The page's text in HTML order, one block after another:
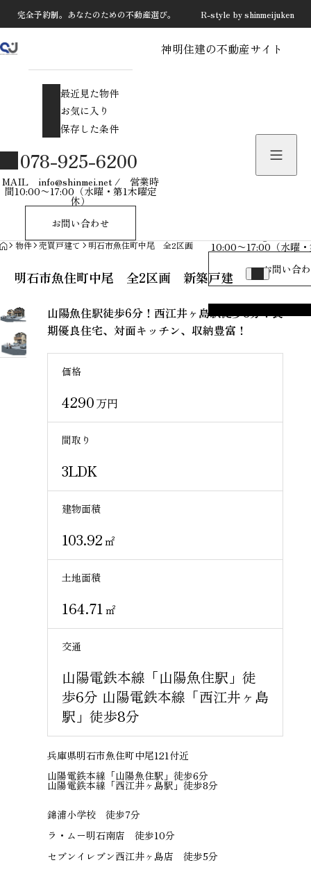
最近見た物件
物件を探す
10:00〜17:00（水曜
お問い合
完全予約制。あなたのための不動産選び。 R-style by shinmeijuken
神明住建の不動産サイト
最近見た物件
お気に入り
保存した条件
078-925-6200
MAIL info@shinmei.net / 営業時
間10:00〜17:00（水曜・第1木曜定
休）
お問い合わせ
HOME
物件 売買戸建て 明石市魚住町中尾 全2区画 新築戸建
明石市魚住町中尾 全2区画 新築戸建
山陽魚住駅徒歩6分！西江井ヶ島駅徒歩8分！長
期優良住宅、対面キッチン、収納豊富！
価格
4290万円
間取り
3LDK
建物面積
103.92㎡
土地面積
164.71㎡
交通
山陽電鉄本線「山陽魚住駅」徒
歩6分 山陽電鉄本線「西江井ヶ島
駅」徒歩8分
兵庫県明石市魚住町中尾121付近
山陽電鉄本線「山陽魚住駅」徒歩6分
山陽電鉄本線「西江井ヶ島駅」徒歩8分
錦浦小学校 徒歩7分
ラ・ムー明石南店 徒歩10分
セブンイレブン西江井ヶ島店 徒歩5分